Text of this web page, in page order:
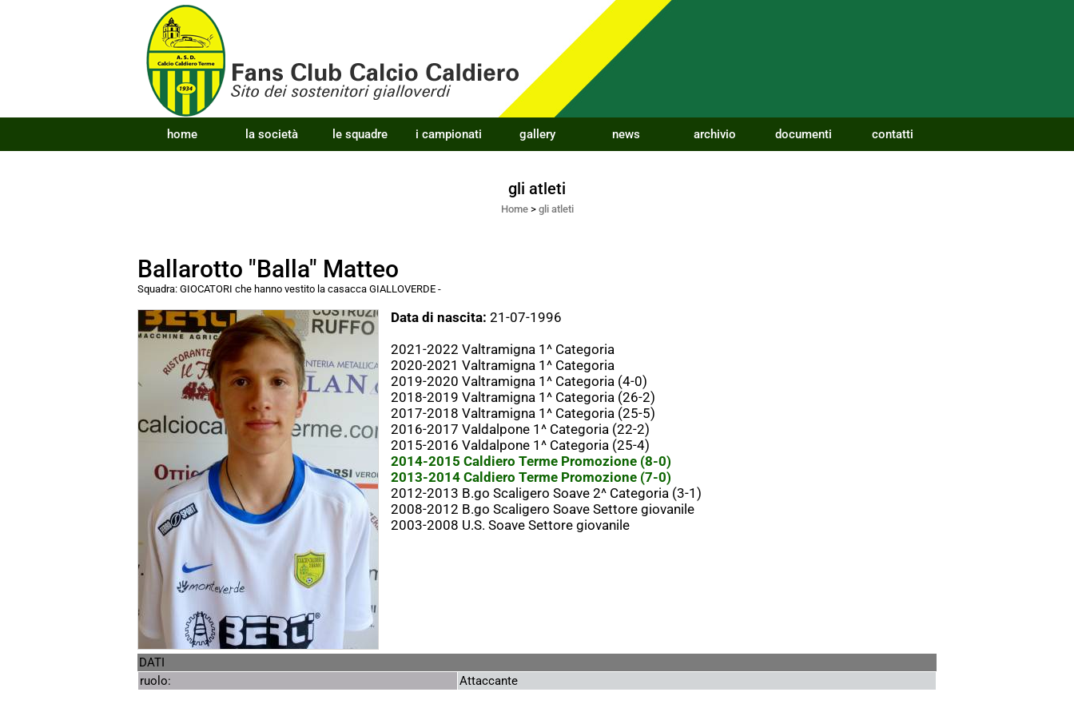
home la società le squadre i campionati gallery news archivio documenti contatti
gli atleti
Home> gli atleti
Ballarotto "Balla" Matteo
Squadra: GIOCATORI che hanno vestito la casacca GIALLOVERDE -
Data di nascita: 21-07-1996
2021-2022 Valtramigna 1^ Categoria
2020-2021 Valtramigna 1^ Categoria
2019-2020 Valtramigna 1^ Categoria (4-0)
2018-2019 Valtramigna 1^ Categoria (26-2)
2017-2018 Valtramigna 1^ Categoria (25-5)
2016-2017 Valdalpone 1^ Categoria (22-2)
2015-2016 Valdalpone 1^ Categoria (25-4)
2014-2015 Caldiero Terme Promozione (8-0)
2013-2014 Caldiero Terme Promozione (7-0)
2012-2013 B.go Scaligero Soave 2^ Categoria (3-1)
2008-2012 B.go Scaligero Soave Settore giovanile
2003-2008 U.S. Soave Settore giovanile
DATI
ruolo:
Attaccante